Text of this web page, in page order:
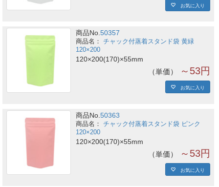
お気に入り
商品No.50357
チャック付蒸着スタンド袋 黄緑
120×200
120×200(170)×55mm
単価 ～53円
お気に入り
商品No.50363
チャック付蒸着スタンド袋 ピンク
120×200
120×200(170)×55mm
単価 ～53円
お気に入り